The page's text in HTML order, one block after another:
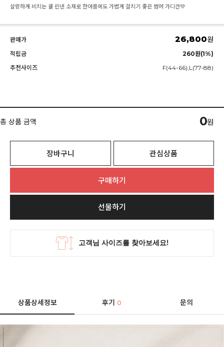
살랑하게 비치는 쿨 린넨 소재로 한여름에도 가볍게 걸치기 좋은 썸머 가디건💚
판매가 26,800원
적립금
260원(1%)
추천사이즈
F(44-66),L(77-88)
총 상품 금액 0원
장바구니 관심상품
구매하기
선물하기
상품상세정보 후기0 문의